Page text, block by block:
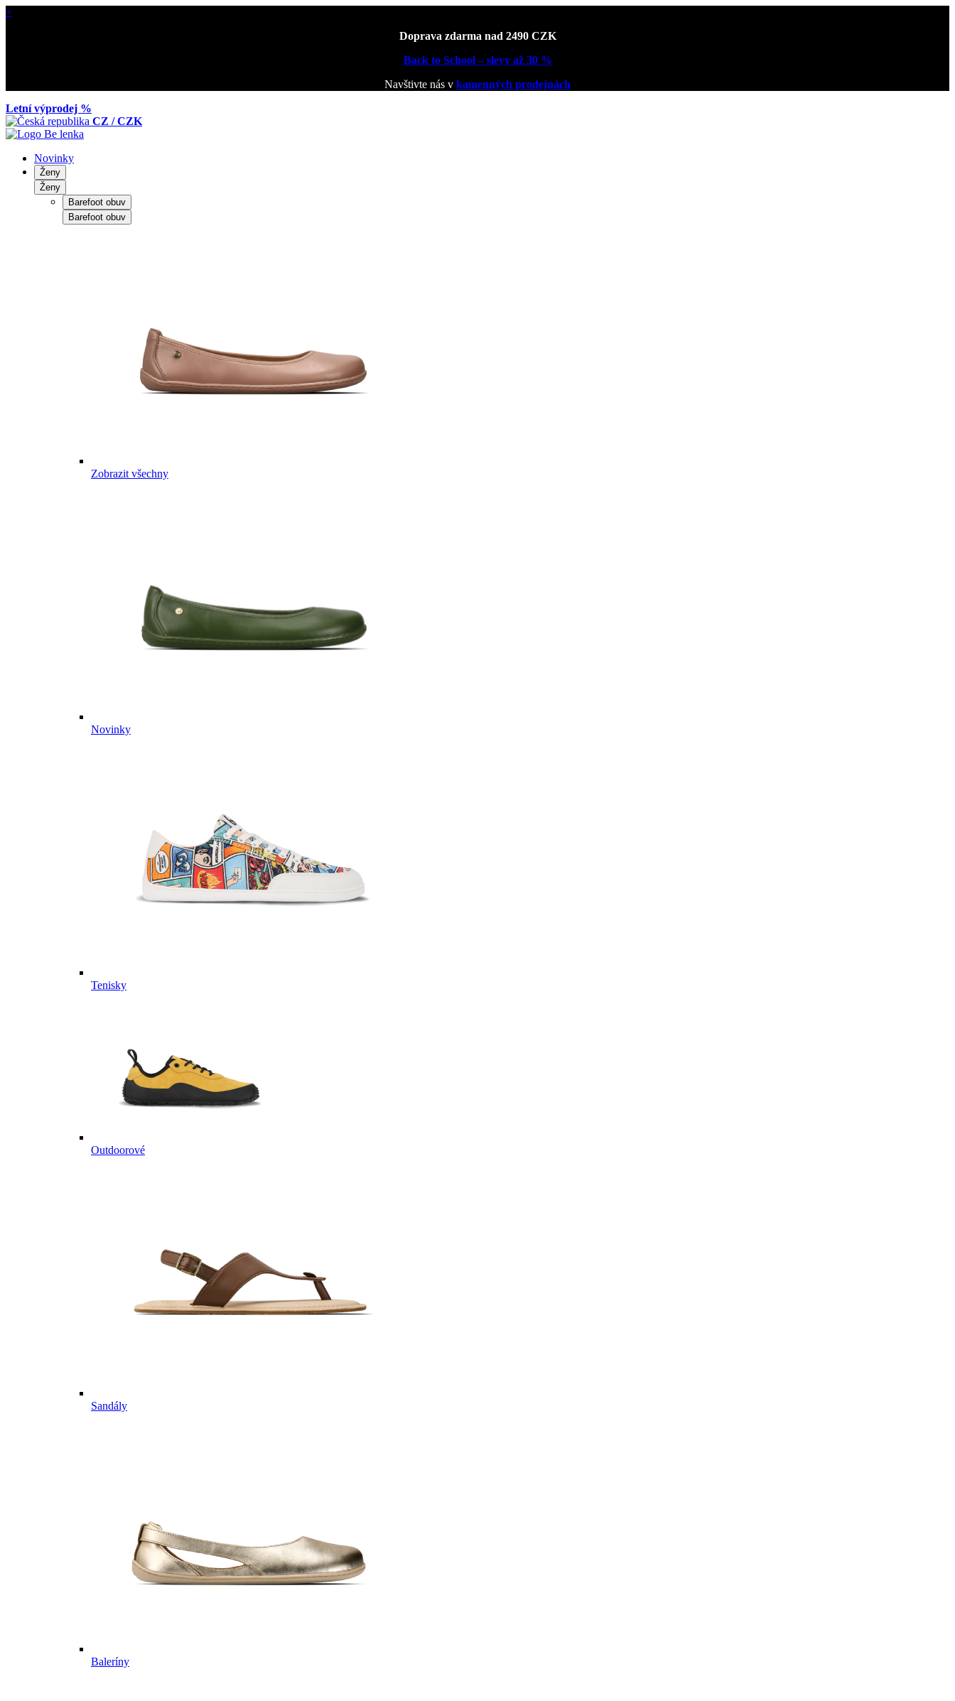
×
Doprava zdarma nad 2490 CZK
Back to School – slevy až 30 %
Navštivte nás v kamenných prodejnách
Letní výprodej %
CZ / CZK
Novinky
Ženy
Ženy
Barefoot obuv
Barefoot obuv
Zobrazit všechny
Novinky
Tenisky
Outdoorové
Sandály
Baleríny